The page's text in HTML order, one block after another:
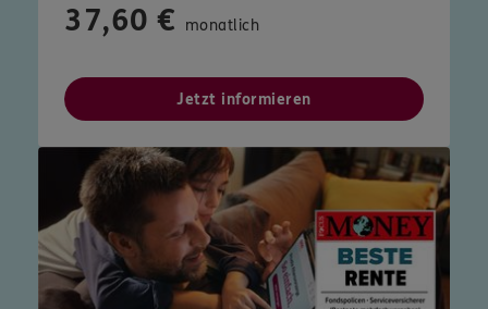
37,60 € monatlich
Jetzt informieren